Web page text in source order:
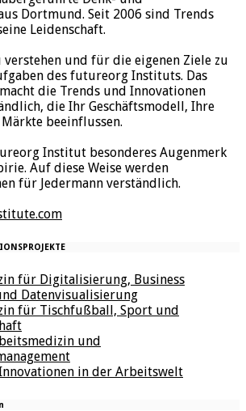
Dortmund. Seit 2006 sind Trends
Leidenschaft.
verstehen und für die eigenen Ziele zu
des futureorg Instituts. Das
die Trends und Innovationen
die Ihr Geschäftsmodell, Ihre
beeinflussen.
Institut besonderes Augenmerk
Auf diese Weise werden
für Jedermann verständlich.
für Digitalisierung, Business
Datenvisualisierung
für Tischfußball, Sport und
und
in der Arbeitswelt